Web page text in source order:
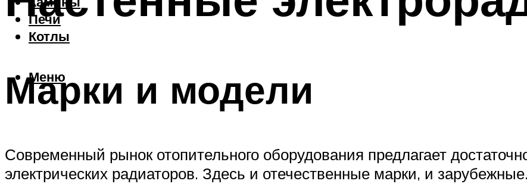
Печи
Котлы
Меню
Марки и модели
Современный рынок отопительного оборудования предлагает
электрических радиаторов. Здесь и отечественные марки, и